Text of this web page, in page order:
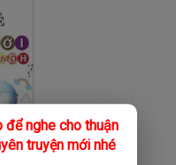
để nghe cho thuận
truyện mới nhé